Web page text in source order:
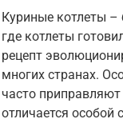
Куриные котлеты –
где котлеты
рецепт
многих странах.
часто
отличается